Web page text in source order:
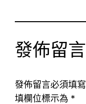
發佈留言
發佈留言必須填
填欄位標示為 *